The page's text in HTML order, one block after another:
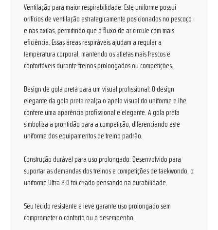
Ventilação para maior respirabilidade: Este uniforme possui
orifícios de ventilação estrategicamente posicionados no pescoço
e nas axilas, permitindo que o fluxo de ar circule com mais
eficiência. Essas áreas respiráveis ​​ajudam a regular a
temperatura corporal, mantendo os atletas mais frescos e
confortáveis ​​durante treinos prolongados ou competições.
Design de gola preta para um visual profissional: O design
elegante da gola preta realça o apelo visual do uniforme e lhe
confere uma aparência profissional e elegante. A gola preta
simboliza a prontidão para a competição, diferenciando este
uniforme dos equipamentos de treino padrão.
Construção durável para uso prolongado: Desenvolvido para
suportar as demandas dos treinos e competições de taekwondo, o
uniforme Ultra 2.0 foi criado pensando na durabilidade.
Seu tecido resistente e leve garante uso prolongado sem
comprometer o conforto ou o desempenho.